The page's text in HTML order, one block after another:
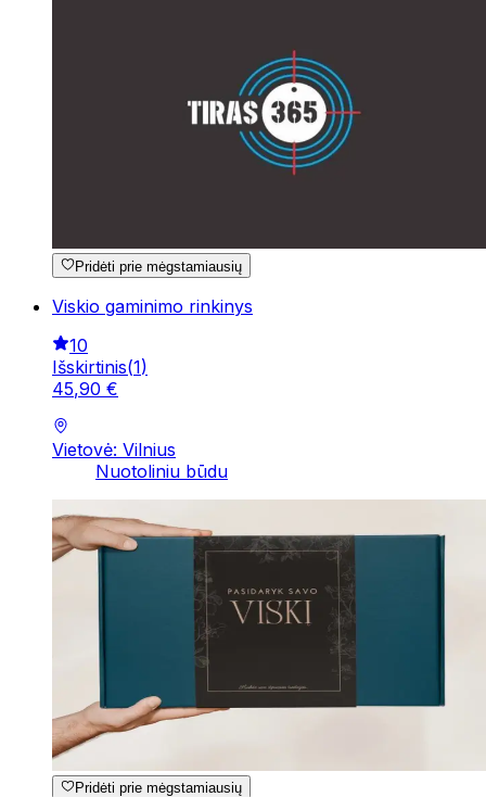
Pridėti prie mėgstamiausių
Viskio gaminimo rinkinys
10
Išskirtinis(1)
45,90 €
Vietovė: Vilnius
Nuotoliniu būdu
Pridėti prie mėgstamiausių